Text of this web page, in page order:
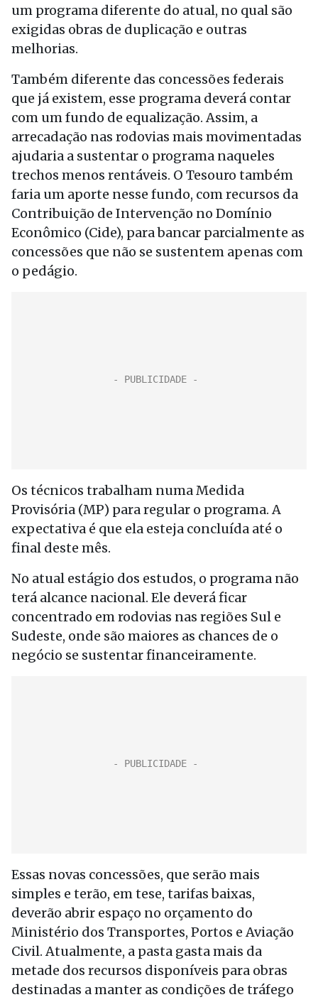
um programa diferente do atual, no qual são
exigidas obras de duplicação e outras
melhorias.
Também diferente das concessões federais
que já existem, esse programa deverá contar
com um fundo de equalização. Assim, a
arrecadação nas rodovias mais movimentadas
ajudaria a sustentar o programa naqueles
trechos menos rentáveis. O Tesouro também
faria um aporte nesse fundo, com recursos da
Contribuição de Intervenção no Domínio
Econômico (Cide), para bancar parcialmente as
concessões que não se sustentem apenas com
o pedágio.
Os técnicos trabalham numa Medida
Provisória (MP) para regular o programa. A
expectativa é que ela esteja concluída até o
final deste mês.
No atual estágio dos estudos, o programa não
terá alcance nacional. Ele deverá ficar
concentrado em rodovias nas regiões Sul e
Sudeste, onde são maiores as chances de o
negócio se sustentar financeiramente.
Essas novas concessões, que serão mais
simples e terão, em tese, tarifas baixas,
deverão abrir espaço no orçamento do
Ministério dos Transportes, Portos e Aviação
Civil. Atualmente, a pasta gasta mais da
metade dos recursos disponíveis para obras
destinadas a manter as condições de tráfego